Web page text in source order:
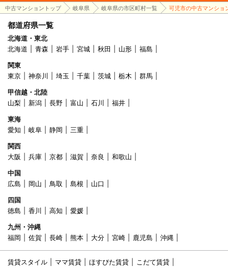
中古マンショントップ 岐阜県 岐阜県の市区町村一覧 可児市の中古マンショ
都道府県一覧
北海道・東北
北海道
青森 岩手 宮城 秋田 山形
福島
関東
東京
神奈川 埼玉 千葉 茨城 栃木
群馬
甲信越・北陸
山梨
新潟 長野 富山 石川
福井
東海
愛知
岐阜 静岡
三重
関西
大阪
兵庫 京都 滋賀 奈良
和歌山
中国
広島
岡山 鳥取 島根
山口
四国
徳島
香川 高知
愛媛
九州・沖縄
福岡
佐賀 長崎 熊本 大分 宮崎 鹿児島 沖縄
賃貸スタイル ママ賃貸 ほすぴた賃貸 こだて賃貸